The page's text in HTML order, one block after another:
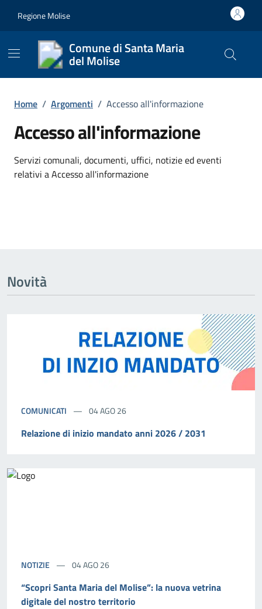
Regione Molise
Comune di Santa Maria
del Molise Cerca
Home / Argomenti / Accesso all'informazione
Accesso all'informazione
Dettagli dell'argomento
Servizi comunali, documenti, uffici, notizie ed eventi
relativi a Accesso all'informazione
Novità
COMUNICATI 04 AGO 26
Relazione di inizio mandato anni 2026 / 2031
NOTIZIE 04 AGO 26
“Scopri Santa Maria del Molise”: la nuova vetrina
digitale del nostro territorio